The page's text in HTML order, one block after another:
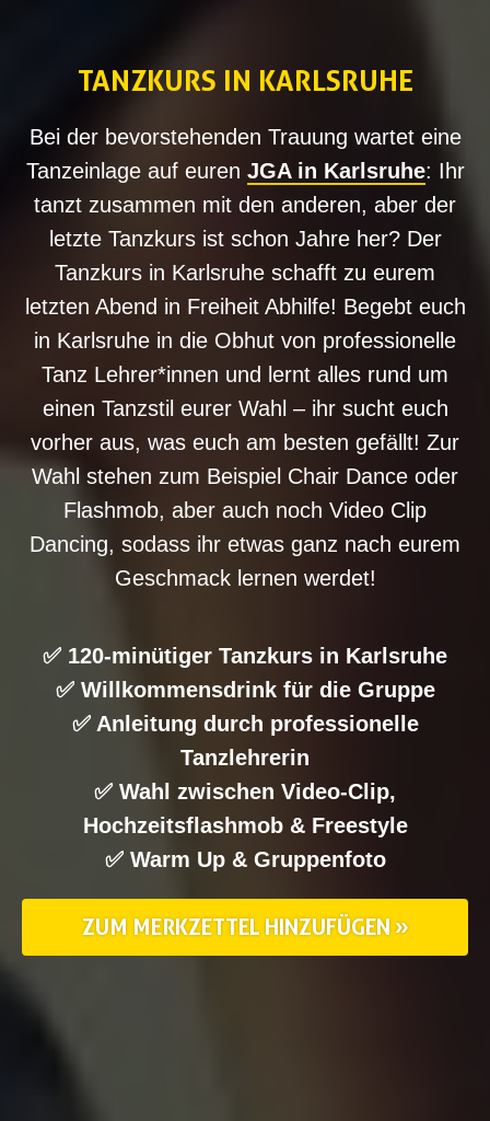
TANZKURS IN KARLSRUHE
Bei der bevorstehenden Trauung wartet eine
Tanzeinlage auf euren JGA in Karlsruhe: Ihr
tanzt zusammen mit den anderen, aber der
letzte Tanzkurs ist schon Jahre her? Der
Tanzkurs in Karlsruhe schafft zu eurem
letzten Abend in Freiheit Abhilfe! Begebt euch
in Karlsruhe in die Obhut von professionelle
Tanz Lehrer*innen und lernt alles rund um
einen Tanzstil eurer Wahl – ihr sucht euch
vorher aus, was euch am besten gefällt! Zur
Wahl stehen zum Beispiel Chair Dance oder
Flashmob, aber auch noch Video Clip
Dancing, sodass ihr etwas ganz nach eurem
Geschmack lernen werdet!
✅ 120-minütiger Tanzkurs in Karlsruhe
✅ Willkommensdrink für die Gruppe
✅ Anleitung durch professionelle
Tanzlehrerin
✅ Wahl zwischen Video-Clip,
Hochzeitsflashmob & Freestyle
✅ Warm Up & Gruppenfoto
ZUM MERKZETTEL HINZUFÜGEN »